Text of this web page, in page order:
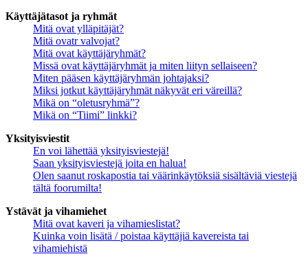
Käyttäjätasot ja ryhmät
Mitä ovat ylläpitäjät?
Mitä ovatr valvojat?
Mitä ovat käyttäjäryhmät?
Missä ovat käyttäjäryhmät ja miten liityn sellaiseen?
Miten pääsen käyttäjäryhmän johtajaksi?
Miksi jotkut käyttäjäryhmät näkyvät eri väreillä?
Mikä on “oletusryhmä”?
Mikä on “Tiimi” linkki?
Yksityisviestit
En voi lähettää yksityisviestejä!
Saan yksityisviestejä joita en halua!
Olen saanut roskapostia tai väärinkäytöksiä sisältäviä viestejä
tältä foorumilta!
Ystävät ja vihamiehet
Mitä ovat kaveri ja vihamieslistat?
Kuinka voin lisätä / poistaa käyttäjiä kavereista tai
vihamiehistä